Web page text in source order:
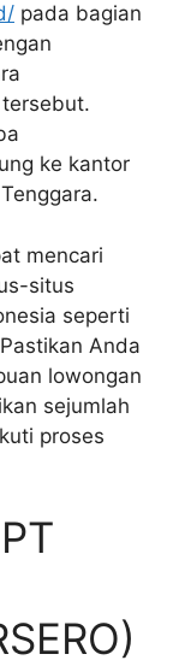
pada bagian
ke kantor
mencari
situs
seperti
Anda
lowongan
sejumlah
proses